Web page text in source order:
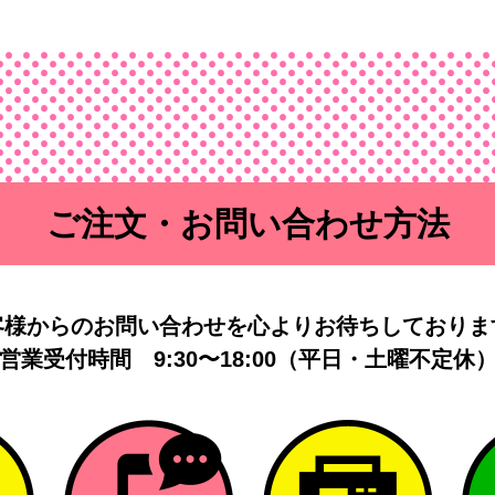
ご注文・お問い合わせ方法
からのお問い合わせを心よりお待ちしており
業受付時間 9:30〜18:00（平日・土曜不定休